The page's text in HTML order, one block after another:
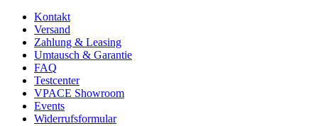
Kontakt
Versand
Zahlung & Leasing
Umtausch & Garantie
FAQ
Testcenter
VPACE Showroom
Events
Widerrufsformular